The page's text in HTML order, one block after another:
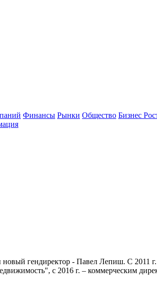
Финансы Рынки Общество Бизнес
гендиректор - Павел Лепиш. С 2011
с 2016 г. – коммерческим